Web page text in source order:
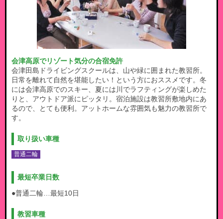
会津高原でリゾート気分の合宿免許
会津田島ドライビングスクールは、山や緑に囲まれた教習所。
日常を離れて自然を堪能したい！という方におススメです。冬
には会津高原でのスキー、夏には川でラフティングが楽しめた
りと、アウトドア派にピッタリ。宿泊施設は教習所敷地内にあ
るので、とても便利。アットホームな雰囲気も魅力の教習所で
す。
取り扱い車種
普通二輪
最短卒業日数
●普通二輪…最短10日
教習車種